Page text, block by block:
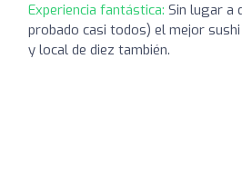
Experiencia fantástica: Sin lugar a
probado casi todos) el mejor
y local de diez también.